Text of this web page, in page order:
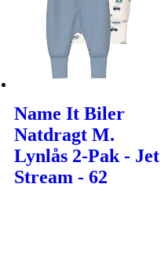
Name It Biler
Natdragt M.
Lynlås 2-Pak - Jet
Stream - 62